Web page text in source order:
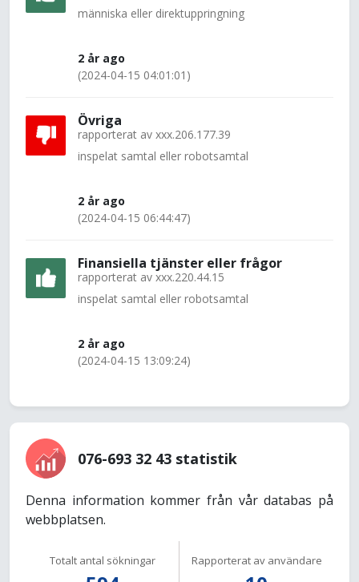
människa eller direktuppringning
2 år ago
(2024-04-15 04:01:01)
Övriga
rapporterat av xxx.206.177.39
inspelat samtal eller robotsamtal
2 år ago
(2024-04-15 06:44:47)
Finansiella tjänster eller frågor
rapporterat av xxx.220.44.15
inspelat samtal eller robotsamtal
2 år ago
(2024-04-15 13:09:24)
076-693 32 43 statistik
Denna information kommer från vår databas på
webbplatsen.
Totalt antal sökningar Rapporterat av användare